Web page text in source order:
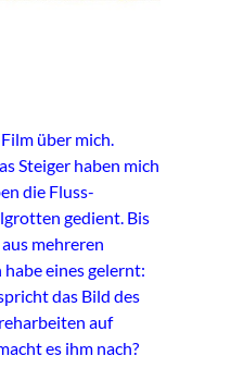
über mich.
Steiger haben mich
die Fluss-
gedient. Bis
mehreren
eines gelernt:
das Bild des
auf
es ihm nach?